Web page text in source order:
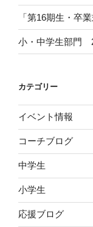
「第16期生・卒業
小・中学生部門
カテゴリー
イベント情報
コーチブログ
中学生
小学生
応援ブログ